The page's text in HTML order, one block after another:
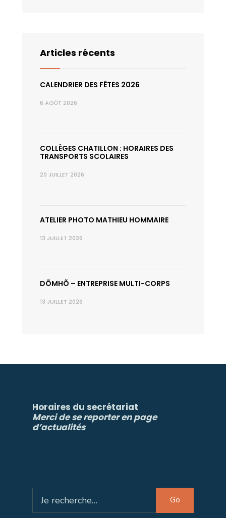
Articles récents
CALENDRIER DES FÊTES 2026
6 AOÛT 2026
COLLÈGES CHATILLON : HORAIRES DES
TRANSPORTS SCOLAIRES
20 JUILLET 2026
ATELIER PHOTO MATHIEU HOMMAIRE
13 JUILLET 2026
DÕMHÕ – ENTREPRISE MULTI-CORPS
13 JUILLET 2026
Horaires du secrétariat
Merci de se reporter en page
d’actualités
for:
Go